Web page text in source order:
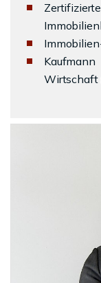
Wirtschaft